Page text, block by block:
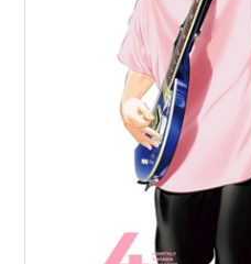
ンズのバックで演奏してい